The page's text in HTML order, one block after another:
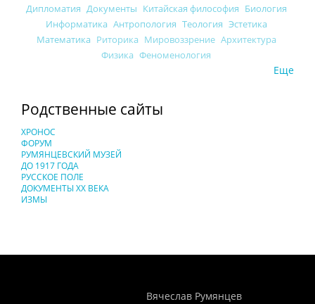
Дипломатия Документы Китайская философия Биология
Информатика Антропология Теология Эстетика
Математика Риторика Мировоззрение Архитектура
Физика Феноменология
Еще
Родственные сайты
ХРОНОС
ФОРУМ
РУМЯНЦЕВСКИЙ МУЗЕЙ
ДО 1917 ГОДА
РУССКОЕ ПОЛЕ
ДОКУМЕНТЫ XX ВЕКА
ИЗМЫ
Вячеслав Румянцев